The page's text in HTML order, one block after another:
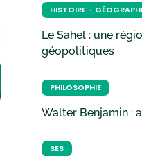
HISTOIRE -
Le Sahel : une
géopolitiques
PHILOSOPHIE
Walter Benjamin :
SES